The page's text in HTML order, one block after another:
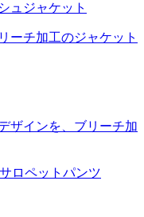
ュジャケット
ーチ加工のジャケット
ザインを、ブリーチ加
ロペットパンツ